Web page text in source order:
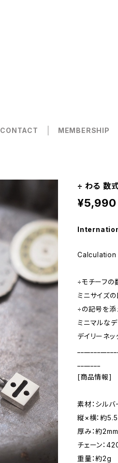
CONTACT MEMBERSHIP
÷ わる 数
¥5,990
÷モチーフの
ミニサイズ
÷の記号を添
ミニマルな
デイリーネッ
[商品情報]
素材：シル
縦×横：約
厚み：約2mm
チェーン：
重量：約2g